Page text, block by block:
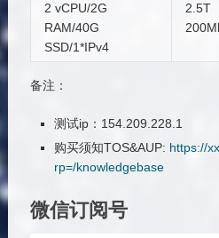
2 vCPU/2G
RAM/40G
SSD/1*IPv4
2.5T
备注：
测试ip：154.209.228.1
购买须知TOS&AUP: https://
rp=/knowledgebase
微信订阅号